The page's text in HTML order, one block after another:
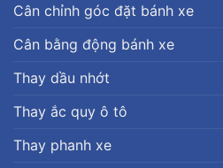
Cân chỉnh góc đặt bánh xe
Cân bằng động bánh xe
Thay dầu nhớt
Thay ắc quy ô tô
Thay phanh xe